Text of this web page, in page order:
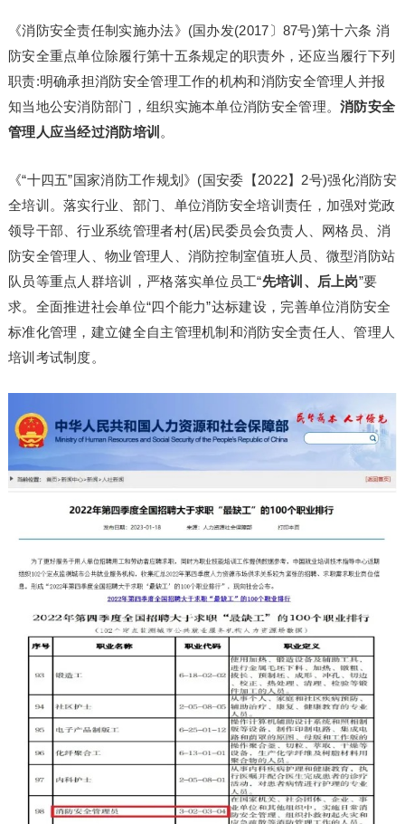
《消防安全责任制实施办法》(国办发(2017〕87号)第十六条 消
防安全重点单位除履行第十五条规定的职责外，还应当履行下列
职责:明确承担消防安全管理工作的机构和消防安全管理人并报
知当地公安消防部门，组织实施本单位消防安全管理。消防安全
管理人应当经过消防培训 。
《“十四五”国家消防工作规划》(国安委【2022】2号)强化消防安
全培训。落实行业、部门、单位消防安全培训责任，加强对党政
领导干部、行业系统管理者村(居)民委员会负责人、网格员、消
防安全管理人、物业管理人、消防控制室值班人员、微型消防站
队员等重点人群培训，严格落实单位员工“先培训、后上岗”要
求。全面推进社会单位“四个能力”达标建设，完善单位消防安全
标准化管理，建立健全自主管理机制和消防安全责任人、管理人
培训考试制度。